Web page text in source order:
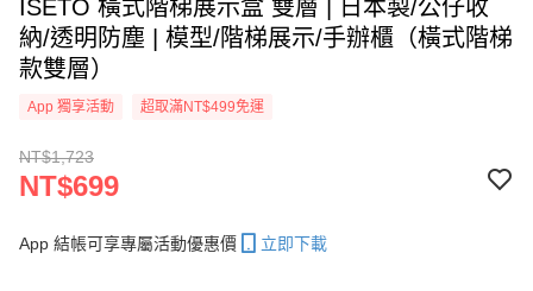
ISETO 橫式階梯展示盒 雙層 | 日本製/公仔收
納/透明防塵 | 模型/階梯展示/手辦櫃（橫式階梯
款雙層）
App 獨享活動 超取滿NT$499免運
NT$1,723
NT$699
App 結帳可享專屬活動優惠價 立即下載